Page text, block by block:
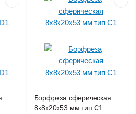
Борфреза сферическая
8x8x20x53 мм тип C1